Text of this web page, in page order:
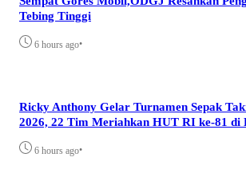
Tebing Tinggi
6 hours ago•
Ricky Anthony Gelar Turnamen Sepak
2026, 22 Tim Meriahkan HUT RI ke-81 di
6 hours ago•